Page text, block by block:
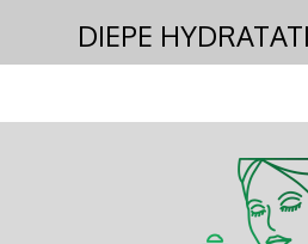
DIEPE